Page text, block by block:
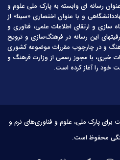
رسانه ای وابسته به پارک ملی علوم و
و با عنوان اختصاری «سینا» از
به آگاه سازی و ارتقای اطلاعات علمی، فناوری و
این رسانه در فرهنگ‌سازی و ترویج
و در چارچوب مقررات موضوعه کشوری
خبری، با مجوز رسمی از وزارت فرهنگ و
پارک ملی، علوم و فناوری‌های نرم و
محفوظ است.